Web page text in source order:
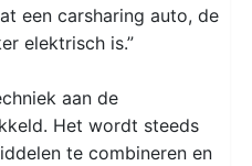
een carsharing auto, de
elektrisch is.”
aan de
Het wordt steeds
te combineren en